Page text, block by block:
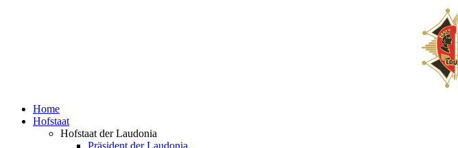
Home
Hofstaat
Hofstaat der Laudonia
Präsident der Laudonia